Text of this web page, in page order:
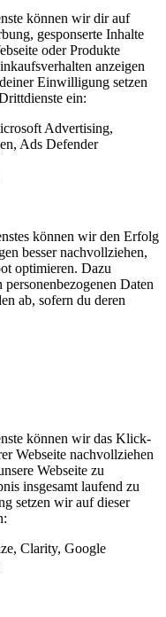
können wir dir auf
gesponserte Inhalte
oder Produkte
anzeigen
Einwilligung setzen
ein:
Advertising,
Ads Defender
können wir den Erfolg
besser nachvollziehen,
optimieren. Dazu
Daten
ab, sofern du deren
können wir das Klick-
Webseite nachvollziehen
Webseite zu
insgesamt laufend zu
setzen wir auf dieser
Clarity, Google